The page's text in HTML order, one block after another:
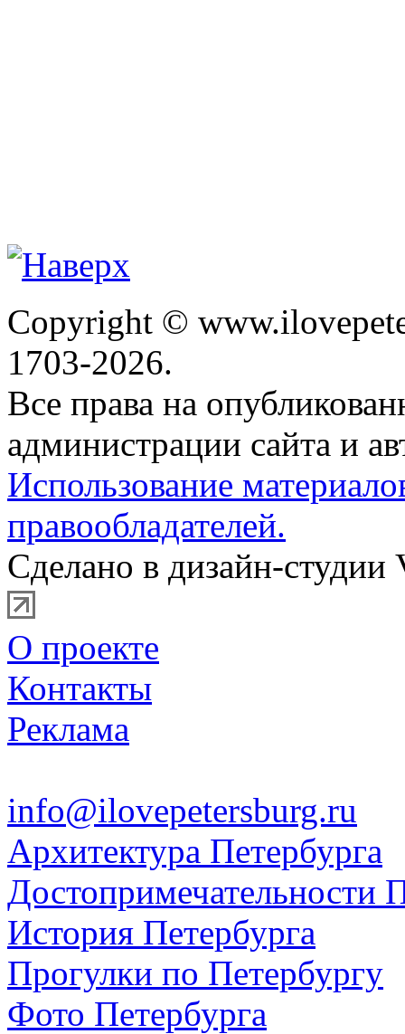
Copyright ©
1703-2026.
Все права на
администрации сайта и
Использование
правообладателей.
Сделано в дизайн-студии
О проекте
Контакты
Реклама
info@ilovepetersburg.ru
Архитектура Петербурга
Достопримечательности
История Петербурга
Прогулки по Петербургу
Фото Петербурга